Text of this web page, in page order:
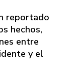
reportado
hechos,
entre
y el